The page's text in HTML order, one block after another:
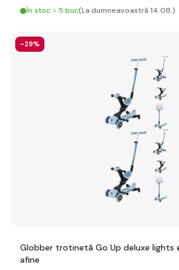
În stoc > 5 buc(La dumneavoastră 14.08.)
-29%
Globber trotinetă Go Up deluxe lights
afine